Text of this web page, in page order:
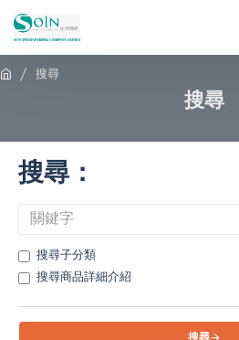
搜尋
搜尋
搜尋：
搜尋子分類
搜尋商品詳細介紹